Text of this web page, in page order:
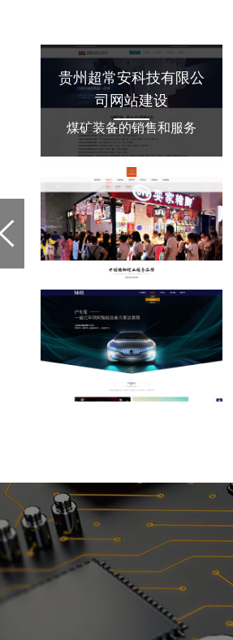
美
网
贵州超常安科技有限公
司网站建设
煤矿装备的销售和服务
餐饮加盟网站
重庆护车星科技有限公
司网站建设